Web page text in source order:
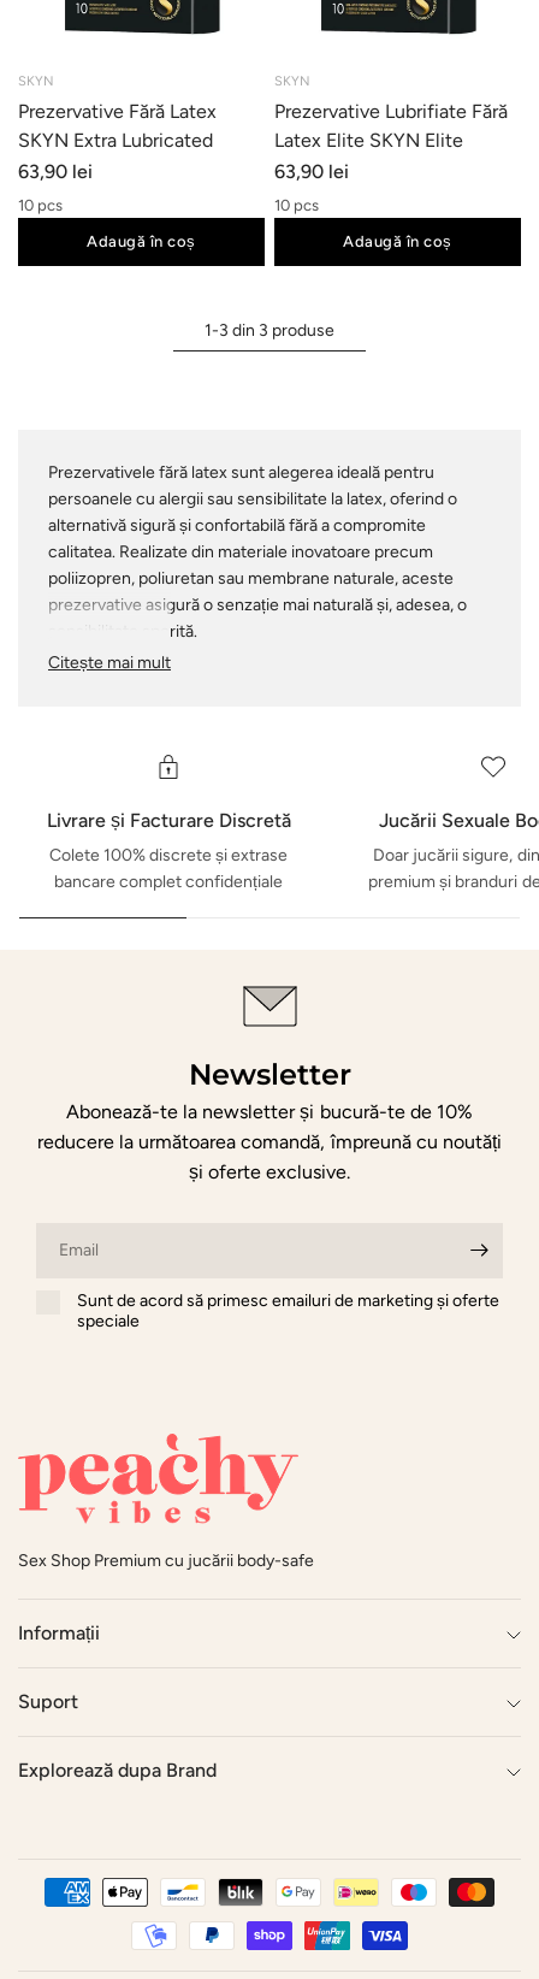
SKYN
Prezervative Fără Latex
SKYN Extra Lubricated
63,90 lei
10 pcs
Adaugă în coș
SKYN
Prezervative Lubrifiate Fără
Latex Elite SKYN Elite
63,90 lei
10 pcs
Adaugă în coș
1-3 din 3 produse
Prezervativele fără latex sunt alegerea ideală pentru
persoanele cu alergii sau sensibilitate la latex, oferind o
alternativă sigură și confortabilă fără a compromite
calitatea. Realizate din materiale inovatoare precum
poliizopren, poliuretan sau membrane naturale, aceste
prezervative asigură o senzație mai naturală și, adesea, o
sensibilitate sporită.
non-latex garantează că oricine se poate bucura de
suplimentară, folosește-le împreună cu un lubrifiant de
Citește mai mult
Livrare și Facturare Discretă
Colete 100% discrete și extrase
bancare complet confidențiale
Jucării Sexuale
Doar jucării sigure,
premium și branduri
Newsletter
Abonează-te la newsletter și bucură-te de 10%
reducere la următoarea comandă, împreună cu noutăți
și oferte exclusive.
Sunt de acord să primesc emailuri de marketing și oferte
speciale
Sex Shop Premium cu jucării body-safe
Informații
Suport
Explorează dupa Brand